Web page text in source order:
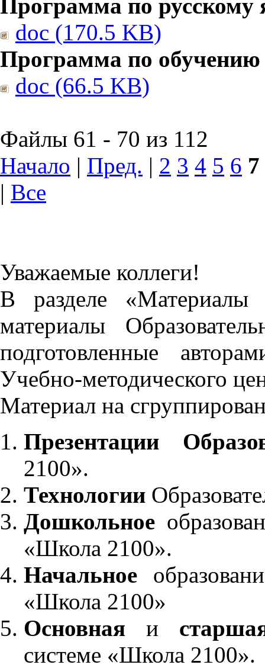
Программа по русскому
doc (170.5 KB)
Программа по обучению
doc (66.5 KB)
Файлы 61 - 70 из 112
Начало | Пред. | 2 3 4 5 6 7
| Все
Уважаемые коллеги!
В разделе «Материалы
материалы
подготовленные
Учебно-методического
Материал на
Презентации
2100».
Технологии
Дошкольное
«Школа 2100».
Начальное
«Школа 2100»
Основнаяи
системе «Школа 2100».